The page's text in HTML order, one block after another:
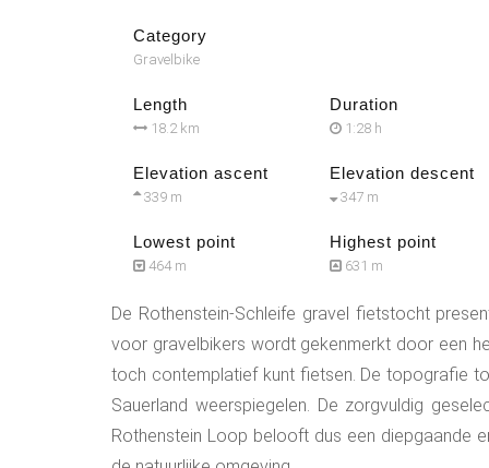
Category
Gravelbike
Length
18.2 km
Duration
1:28 h
Elevation ascent
339 m
Elevation descent
347 m
Lowest point
464 m
Highest point
631 m
De Rothenstein-Schleife gravel fietstocht
voor gravelbikers wordt gekenmerkt door een
toch contemplatief kunt fietsen. De topografie
Sauerland weerspiegelen. De zorgvuldig
Rothenstein Loop belooft dus een diepgaande